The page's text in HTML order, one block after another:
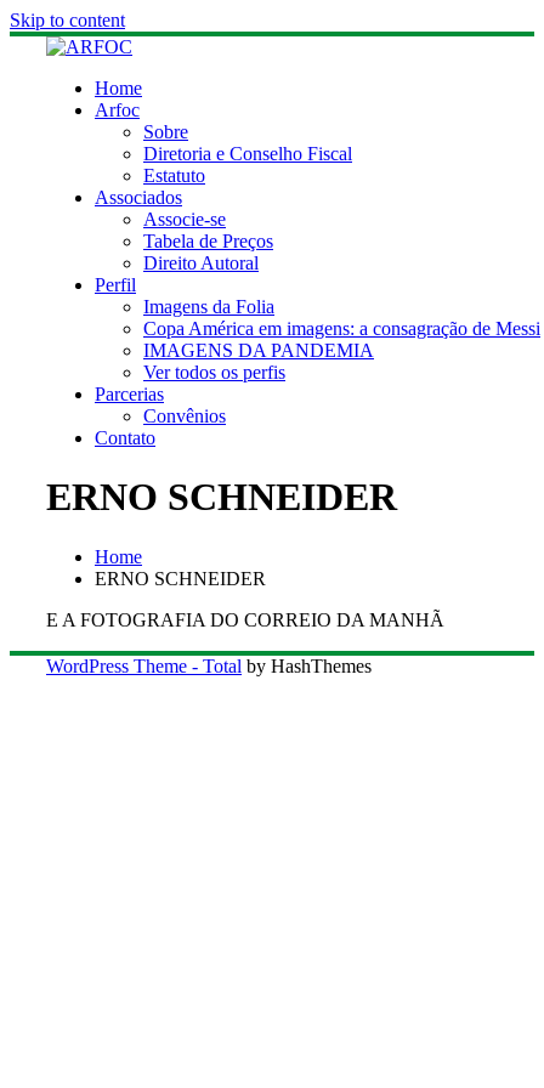
Skip to content
Home
Arfoc
Sobre
Diretoria e Conselho Fiscal
Estatuto
Associados
Associe-se
Tabela de Preços
Direito Autoral
Perfil
Imagens da Folia
Copa América em imagens: a consagração de Messi
IMAGENS DA PANDEMIA
Ver todos os perfis
Parcerias
Convênios
Contato
ERNO SCHNEIDER
Home
ERNO SCHNEIDER
E A FOTOGRAFIA DO CORREIO DA MANHÃ
WordPress Theme - Total by HashThemes